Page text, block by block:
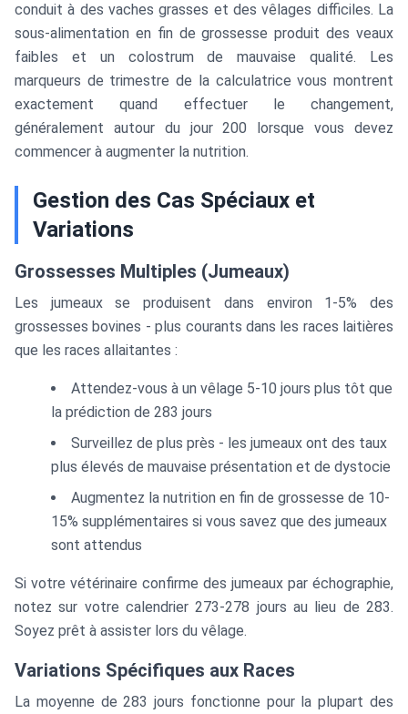
conduit à des vaches grasses et des vêlages difficiles. La
sous-alimentation en fin de grossesse produit des veaux
faibles et un colostrum de mauvaise qualité. Les
marqueurs de trimestre de la calculatrice vous montrent
exactement quand effectuer le changement,
généralement autour du jour 200 lorsque vous devez
commencer à augmenter la nutrition.
Gestion des Cas Spéciaux et
Variations
Grossesses Multiples (Jumeaux)
Les jumeaux se produisent dans environ 1-5% des
grossesses bovines - plus courants dans les races laitières
que les races allaitantes :
Attendez-vous à un vêlage 5-10 jours plus tôt que
la prédiction de 283 jours
Surveillez de plus près - les jumeaux ont des taux
plus élevés de mauvaise présentation et de dystocie
Augmentez la nutrition en fin de grossesse de 10-
15% supplémentaires si vous savez que des jumeaux
sont attendus
Si votre vétérinaire confirme des jumeaux par échographie,
notez sur votre calendrier 273-278 jours au lieu de 283.
Soyez prêt à assister lors du vêlage.
Variations Spécifiques aux Races
La moyenne de 283 jours fonctionne pour la plupart des